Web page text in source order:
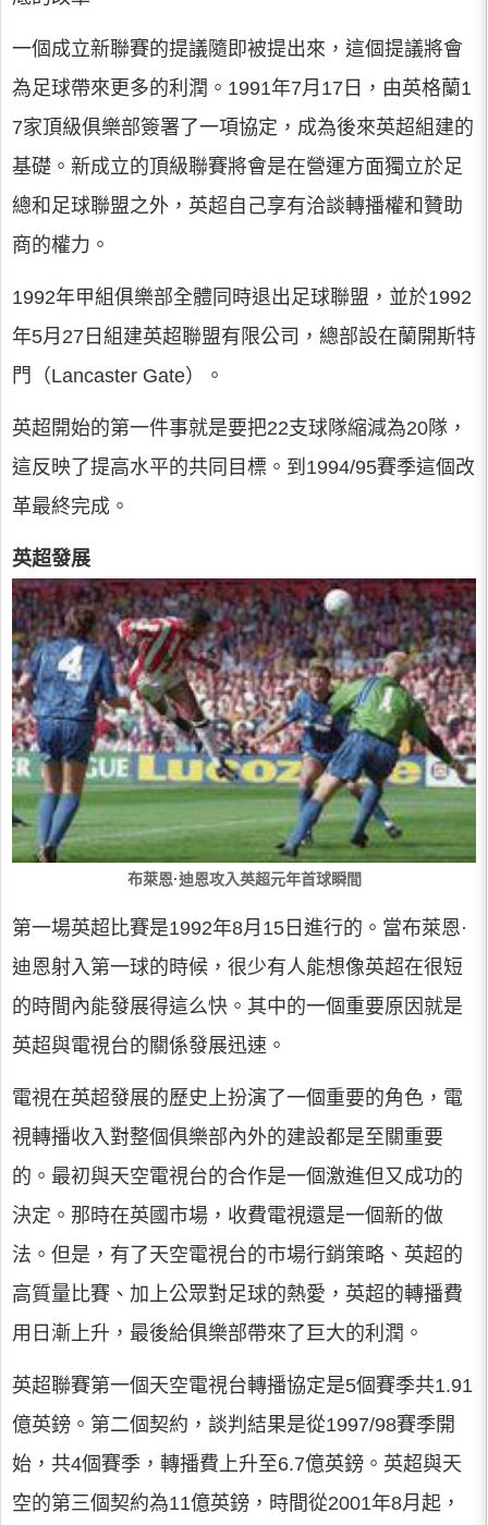
一個成立新聯賽的提議隨即被提出來，這個提議將會
為足球帶來更多的利潤。1991年7月17日，由英格蘭1
7家頂級俱樂部簽署了一項協定，成為後來英超組建的
基礎。新成立的頂級聯賽將會是在營運方面獨立於足
總和足球聯盟之外，英超自己享有洽談轉播權和贊助
商的權力。
1992年甲組俱樂部全體同時退出足球聯盟，並於1992
年5月27日組建英超聯盟有限公司，總部設在蘭開斯特
門（Lancaster Gate）。
英超開始的第一件事就是要把22支球隊縮減為20隊，
這反映了提高水平的共同目標。到1994/95賽季這個改
革最終完成。
英超發展
布萊恩·迪恩攻入英超元年首球瞬間
第一場英超比賽是1992年8月15日進行的。當布萊恩·
迪恩射入第一球的時候，很少有人能想像英超在很短
的時間內能發展得這么快。其中的一個重要原因就是
英超與電視台的關係發展迅速。
電視在英超發展的歷史上扮演了一個重要的角色，電
視轉播收入對整個俱樂部內外的建設都是至關重要
的。最初與天空電視台的合作是一個激進但又成功的
決定。那時在英國市場，收費電視還是一個新的做
法。但是，有了天空電視台的市場行銷策略、英超的
高質量比賽、加上公眾對足球的熱愛，英超的轉播費
用日漸上升，最後給俱樂部帶來了巨大的利潤。
英超聯賽第一個天空電視台轉播協定是5個賽季共1.91
億英鎊。第二個契約，談判結果是從1997/98賽季開
始，共4個賽季，轉播費上升至6.7億英鎊。英超與天
空的第三個契約為11億英鎊，時間從2001年8月起，